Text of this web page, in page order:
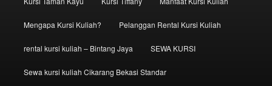
Mengapa Kursi Kuliah? Pelanggan Rental Kursi Kuliah
rental kursi kuliah – Bintang Jaya SEWA KURSI
Sewa kursi kuliah Cikarang Bekasi Standar